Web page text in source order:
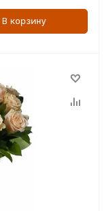
В корзину